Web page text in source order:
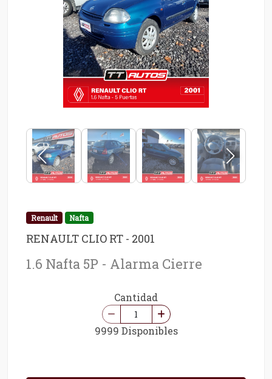
Renault Nafta
RENAULT CLIO RT - 2001
1.6 Nafta 5P - Alarma Cierre
Cantidad
9999 Disponibles